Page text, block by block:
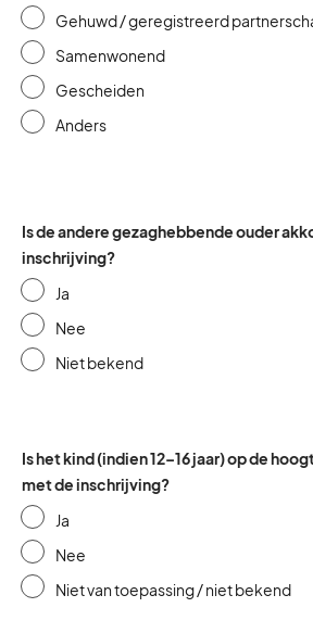
Gehuwd / geregistreerd
Samenwonend
Gescheiden
Anders
Is de andere gezaghebbende ouder
inschrijving?
Ja
Nee
Niet bekend
Is het kind (indien 12–16 jaar) op de
met de inschrijving?
Ja
Nee
Niet van toepassing / niet bekend